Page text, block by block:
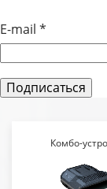
E-mail *
Комбо-